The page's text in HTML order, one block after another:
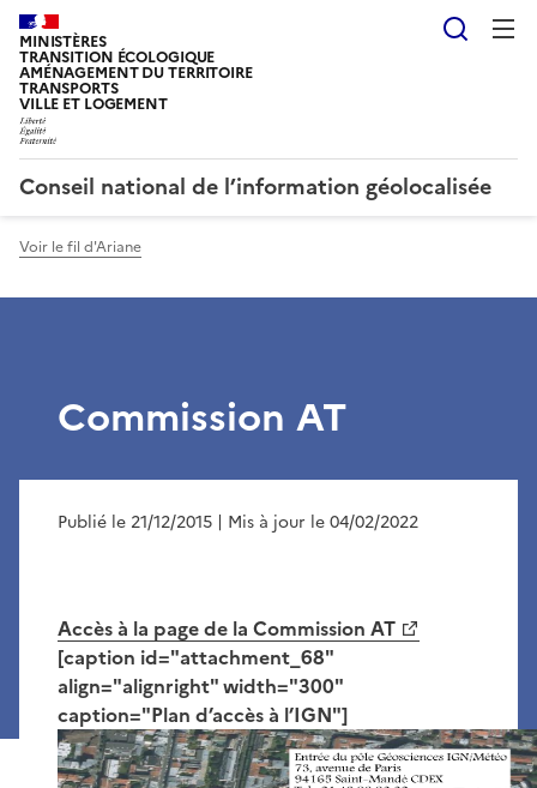
MINISTÈRES
TRANSITION ÉCOLOGIQUE
AMÉNAGEMENT DU TERRITOIRE
TRANSPORTS
VILLE ET LOGEMENT
Conseil national de l’information géolocalisée
Voir le fil d'Ariane
Commission AT
Publié le 21/12/2015 | Mis à jour le 04/02/2022
Accès à la page de la Commission AT
[caption id="attachment_68"
align="alignright" width="300"
caption="Plan d’accès à l’IGN"]